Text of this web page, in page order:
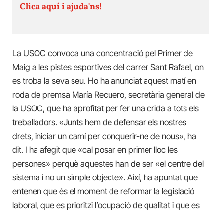
Clica aquí i ajuda'ns!
La USOC convoca una concentració pel Primer de
Maig a les pistes esportives del carrer Sant Rafael, on
es troba la seva seu. Ho ha anunciat aquest matí en
roda de premsa María Recuero, secretària general de
la USOC, que ha aprofitat per fer una crida a tots els
treballadors. «Junts hem de defensar els nostres
drets, iniciar un camí per conquerir-ne de nous», ha
dit. I ha afegit que «cal posar en primer lloc les
persones» perquè aquestes han de ser «el centre del
sistema i no un simple objecte». Així, ha apuntat que
entenen que és el moment de reformar la legislació
laboral, que es prioritzi l’ocupació de qualitat i que es